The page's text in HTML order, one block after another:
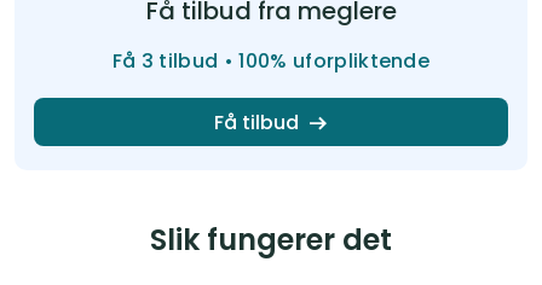
Få tilbud fra meglere
Få 3 tilbud • 100% uforpliktende
Få tilbud
Slik fungerer det